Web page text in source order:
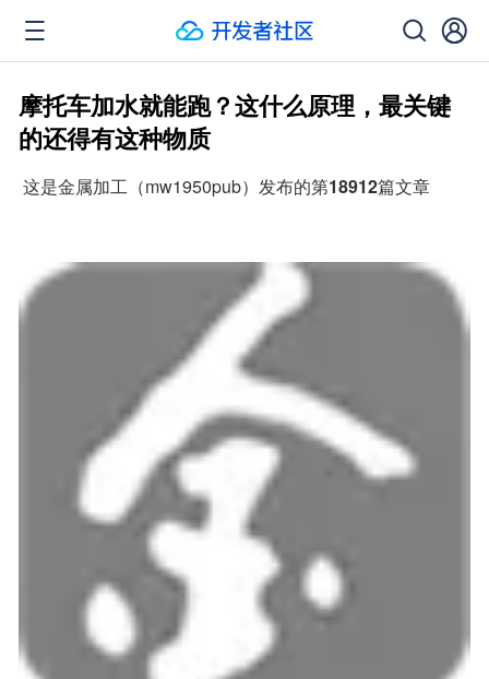
摩托车加水就能跑？这什么原理，最关键
的还得有这种物质
这是金属加工（mw1950pub）发布的第18912篇文章